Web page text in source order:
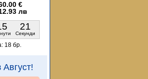
€
лв
20
Секунди
18 бр.